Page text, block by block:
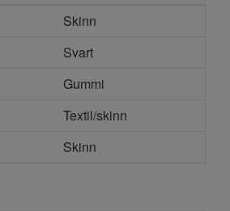
Skinn
Svart
Gummi
Textil/skinn
Skinn